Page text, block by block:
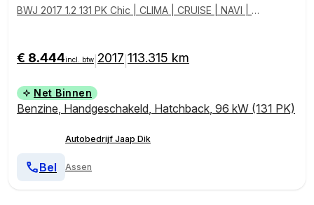
BWJ 2017 1.2 131 PK Chic | CLIMA | CRUISE | NAVI | C
€ 8.444incl. btw 2017 113.315 km
Net Binnen
Benzine, Handgeschakeld, Hatchback, 96 kW (131 PK)
Autobedrijf Jaap Dik
Assen
Bel